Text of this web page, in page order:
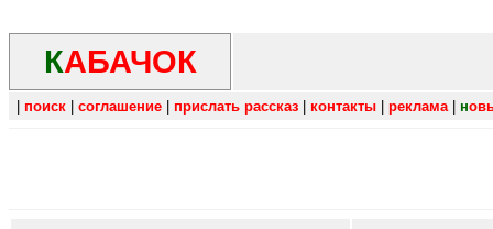
КАБАЧОК
поиск соглашение прислать рассказ контакты реклама| н